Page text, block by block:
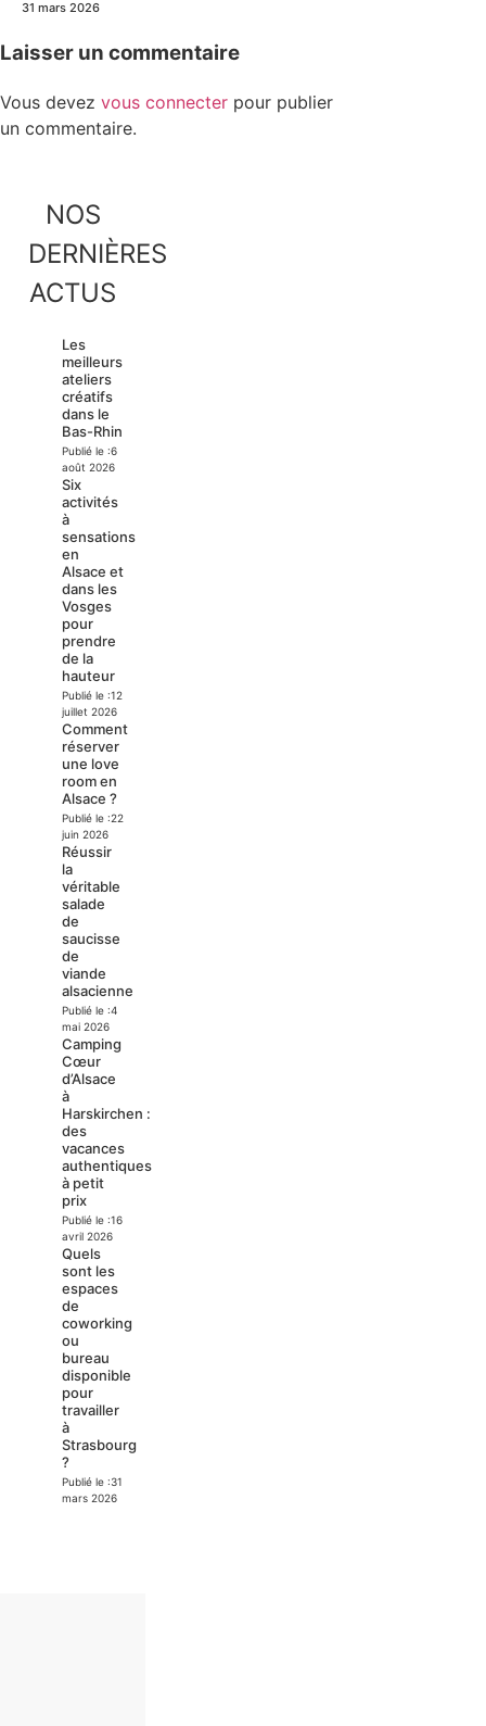
31 mars 2026
Laisser un commentaire
Vous devez vous connecter pour publier
un commentaire.
NOS
DERNIÈRES
ACTUS
Les
meilleurs
ateliers
créatifs
dans le
Bas-Rhin
Publié le :6
août 2026
Six
activités
à
sensations
en
Alsace et
dans les
Vosges
pour
prendre
de la
hauteur
Publié le :12
juillet 2026
Comment
réserver
une love
room en
Alsace ?
Publié le :22
juin 2026
Réussir
la
véritable
salade
de
saucisse
de
viande
alsacienne
Publié le :4
mai 2026
Camping
Cœur
d’Alsace
à
Harskirchen :
des
vacances
authentiques
à petit
prix
Publié le :16
avril 2026
Quels
sont les
espaces
de
coworking
ou
bureau
disponible
pour
travailler
à
Strasbourg
?
Publié le :31
mars 2026